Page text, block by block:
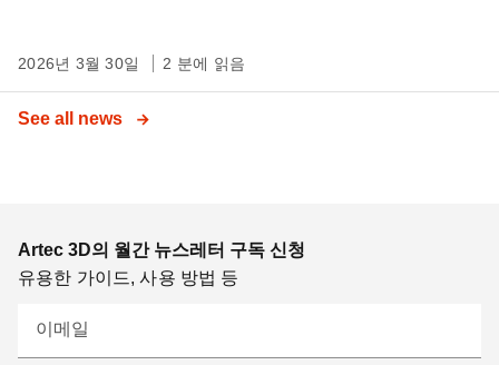
2026년 3월 30일 2 분에 읽음
See all news
Artec 3D의 월간 뉴스레터 구독 신청
유용한 가이드, 사용 방법 등
이메일